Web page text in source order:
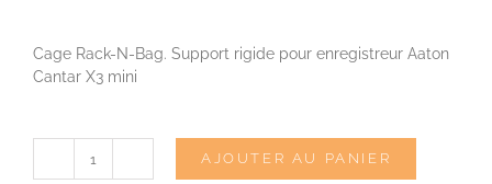
Cage Rack-N-Bag. Support rigide pour enregistreur Aaton
Cantar X3 mini
quantité
AJOUTER AU PANIER